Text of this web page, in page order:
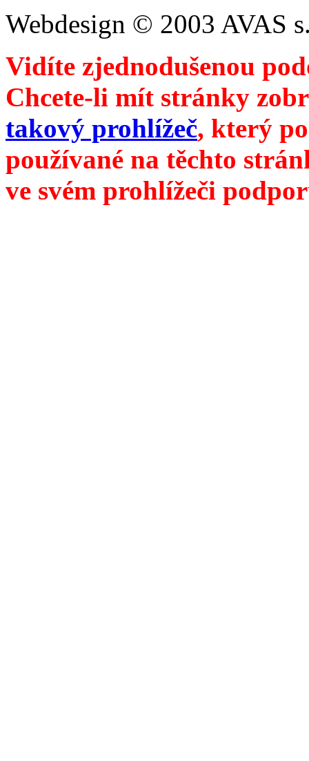
Webdesign © 2003 AVAS
Vidíte zjednodušenou
Chcete-li mít stránky
takový prohlížeč, který
používané na těchto
ve svém prohlížeči